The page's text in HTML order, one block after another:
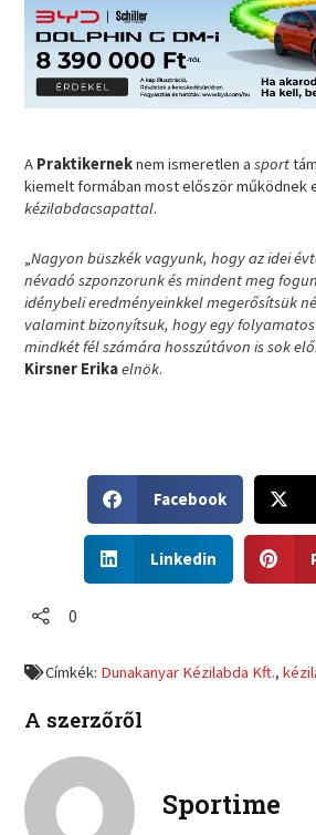
A Praktikerneknem ismeretlen asport
kiemelt formában most először működnek
kézilabdacsapattal.
„Nagyon büszkék vagyunk, hogy az idei
névadó szponzorunk és mindent meg
idénybeli eredményeinkkel megerősítsük
valamint bizonyítsuk, hogy egy
mindkét fél számára hosszútávon is sok
Kirsner Erikaelnök.
h
a
r
b
o
Facebook
h
a
i
h
a
n
i
k
Linkedin
h
a
n
r
0
Címkék: Dunakanyar Kézilabda Kft.,
A szerzőről
Sportime